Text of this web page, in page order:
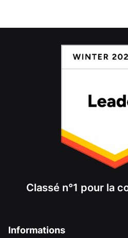
Classé n°1 pour la
Informations